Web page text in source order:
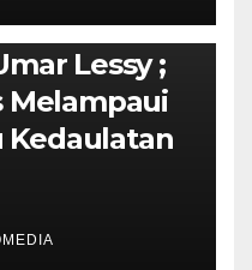
Ketua
Lessy ;
Melampaui
Kedaulatan